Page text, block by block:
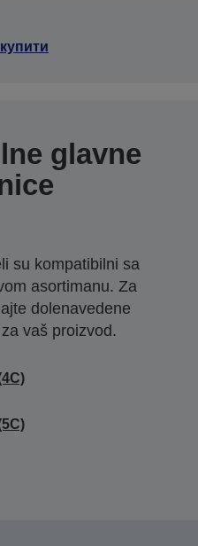
glavne
su kompatibilni sa
asortimanu. Za
dolenavedene
vaš proizvod.